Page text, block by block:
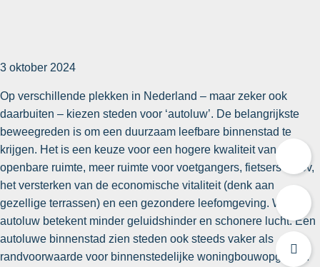
3 oktober 2024
Op verschillende plekken in Nederland – maar zeker ook
daarbuiten – kiezen steden voor ‘autoluw’. De belangrijkste
beweegreden is om een duurzaam leefbare binnenstad te
krijgen. Het is een keuze voor een hogere kwaliteit van de
openbare ruimte, meer ruimte voor voetgangers, fietsers en ov,
het versterken van de economische vitaliteit (denk aan
gezellige terrassen) en een gezondere leefomgeving. Want
autoluw betekent minder geluidshinder en schonere lucht. Een
autoluwe binnenstad zien steden ook steeds vaker als
randvoorwaarde voor binnenstedelijke woningbouwopgaven: